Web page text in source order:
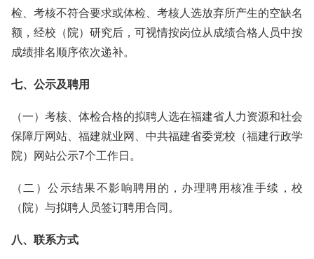
检、考核不符合要求或体检、考核人选放弃所产生的空缺名
额，经校（院）研究后，可视情按岗位从成绩合格人员中按
成绩排名顺序依次递补。
七、公示及聘用
（一）考核、体检合格的拟聘人选在福建省人力资源和社会
保障厅网站、福建就业网、中共福建省委党校（福建行政学
院）网站公示7个工作日。
（二）公示结果不影响聘用的，办理聘用核准手续，校
（院）与拟聘人员签订聘用合同。
八、联系方式